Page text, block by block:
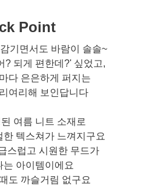
Point
기면서도 바람이 솔솔~
? 되게 편한데?' 싶었고,
다 은은하게 퍼지는
여리해 보인답니다
여름 니트 소재로
한 텍스쳐가 느껴지구요
스럽고 시원한 무드가
는 아이템이에요
도 까슬거림 없구요